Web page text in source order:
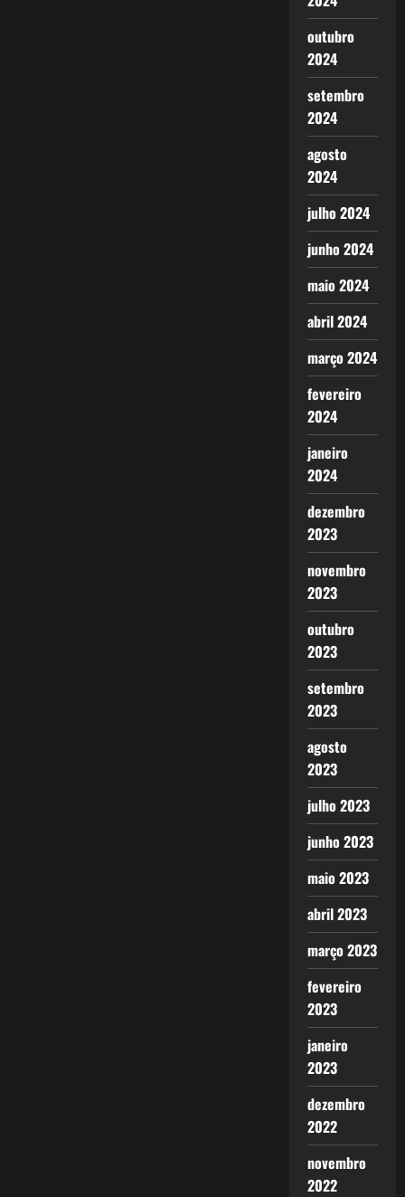
outubro
2024
setembro
2024
agosto
2024
julho 2024
junho 2024
maio 2024
abril 2024
março 2024
fevereiro
2024
janeiro
2024
dezembro
2023
novembro
2023
outubro
2023
setembro
2023
agosto
2023
julho 2023
junho 2023
maio 2023
abril 2023
março 2023
fevereiro
2023
janeiro
2023
dezembro
2022
novembro
2022